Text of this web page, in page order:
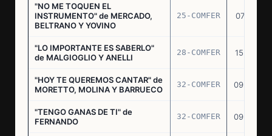
"NO ME TOQUEN EL
INSTRUMENTO" de MERCADO,
BELTRANO Y YOVINO
25-COMFER 07.07.76
"LO IMPORTANTE ES SABERLO"
de MALGIOGLIO Y ANELLI
28-COMFER 15.07.76
"HOY TE QUEREMOS CANTAR" de
MORETTO, MOLINA Y BARRUECO
32-COMFER 09.09.76
"TENGO GANAS DE TI" de
FERNANDO
32-COMFER 09.09.76